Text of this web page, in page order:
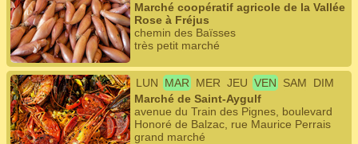
Marché coopératif agricole de la Vallée
Rose à Fréjus
chemin des Baïsses
très petit marché
LUN MAR MER JEU VEN SAM
DIM
Marché de Saint-Aygulf
avenue du Train des Pignes, boulevard
Honoré de Balzac, rue Maurice Perrais
grand marché